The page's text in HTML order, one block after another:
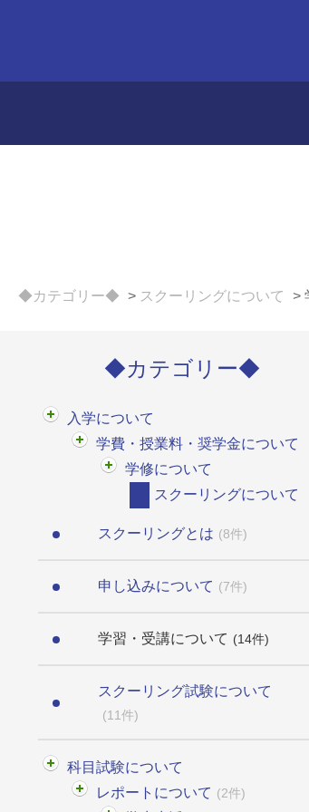
◆カテゴリー◆ > スクーリングについて >
◆カテゴリー◆
入学について
学費・授業料・奨学金について
学修について
スクーリングについて
スクーリングとは (8件)
申し込みについて (7件)
学習・受講について (14件)
スクーリング試験について
(11件)
科目試験について
レポートについて (2件)